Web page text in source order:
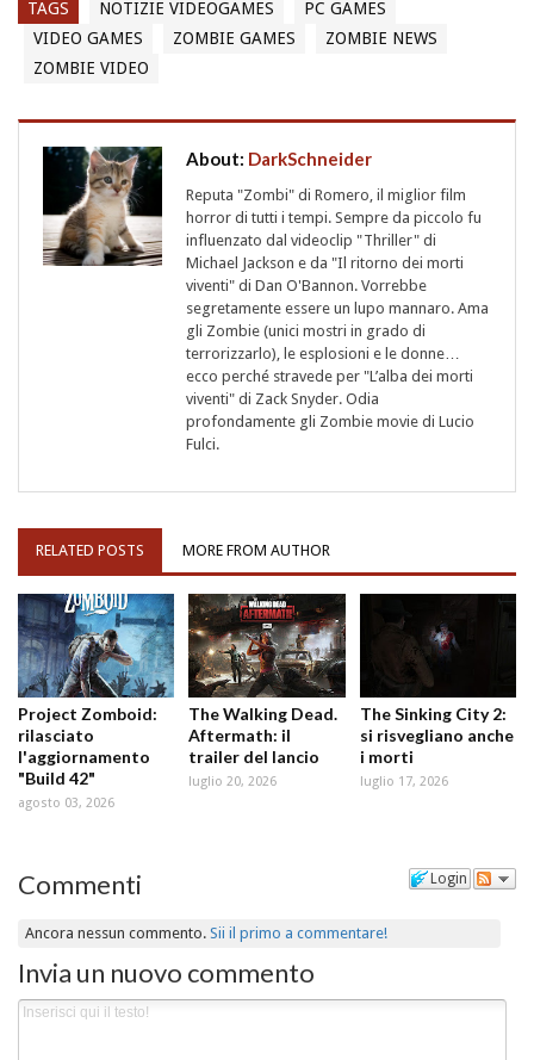
TAGS NOTIZIE VIDEOGAMES
PC GAMES
VIDEO GAMES
ZOMBIE GAMES
ZOMBIE NEWS
ZOMBIE VIDEO
About: DarkSchneider
Reputa "Zombi" di Romero, il miglior film
horror di tutti i tempi. Sempre da piccolo fu
influenzato dal videoclip "Thriller" di
Michael Jackson e da "Il ritorno dei morti
viventi" di Dan O'Bannon. Vorrebbe
segretamente essere un lupo mannaro. Ama
gli Zombie (unici mostri in grado di
terrorizzarlo), le esplosioni e le donne…
ecco perché stravede per "L’alba dei morti
viventi" di Zack Snyder. Odia
profondamente gli Zombie movie di Lucio
Fulci.
RELATED POSTS MORE FROM AUTHOR
Project Zomboid:
rilasciato
l'aggiornamento
"Build 42"
agosto 03, 2026
The Walking Dead.
Aftermath: il
trailer del lancio
luglio 20, 2026
The Sinking City 2:
si risvegliano anche
i morti
luglio 17, 2026
Login
Commenti
Ancora nessun commento.Sii il primo a commentare!
Invia un nuovo commento